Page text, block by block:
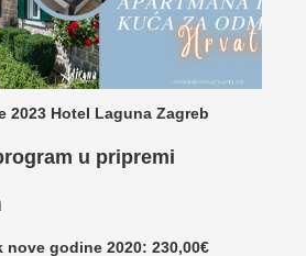
2023 Hotel Laguna Zagreb
u pripremi
nove godine 2020: 230,00€